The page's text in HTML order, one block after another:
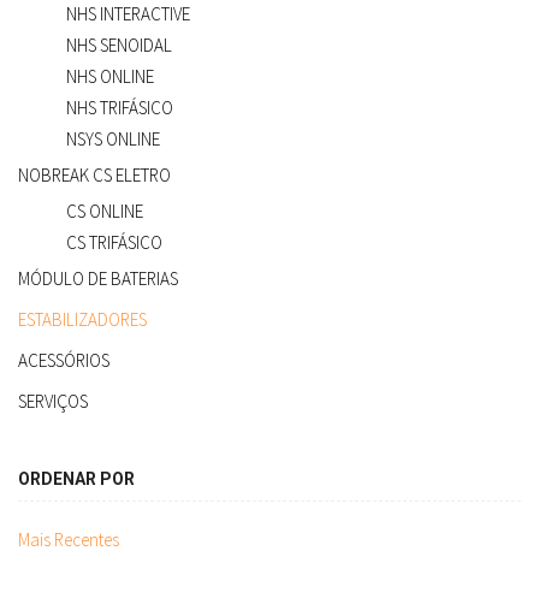
NHS INTERACTIVE
NHS SENOIDAL
NHS ONLINE
NHS TRIFÁSICO
NSYS ONLINE
NOBREAK CS ELETRO
CS ONLINE
CS TRIFÁSICO
MÓDULO DE BATERIAS
ESTABILIZADORES
ACESSÓRIOS
SERVIÇOS
ORDENAR POR
Mais Recentes